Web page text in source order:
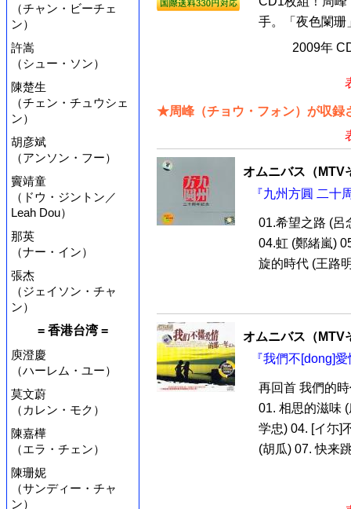
（チャン・ビーチェ
ン）
許嵩
（シュー・ソン）
陳楚生
（チェン・チュウシェ
ン）
胡彦斌
（アンソン・フー）
竇靖童
（ドウ・ジントン／
Leah Dou）
那英
（ナー・イン）
張杰
（ジェイソン・チャ
ン）
= 香港台湾 =
庾澄慶
（ハーレム・ユー）
莫文蔚
（カレン・モク）
陳嘉樺
（エラ・チェン）
陳珊妮
（サンディー・チャ
ン）
手。「夜色闌珊
2009年
★周峰（チョウ・フォン）が収録
オムニバス（MTV
『九州方圓 二十
01.希望之路 (呂
04.虹 (鄭緒嵐)
旋的時代 (王路
オムニバス（MTV
『我們不[dong]
再回首 我們的
01. 相思的滋味
学忠) 04. [イ尓]
(胡瓜) 07. 快来